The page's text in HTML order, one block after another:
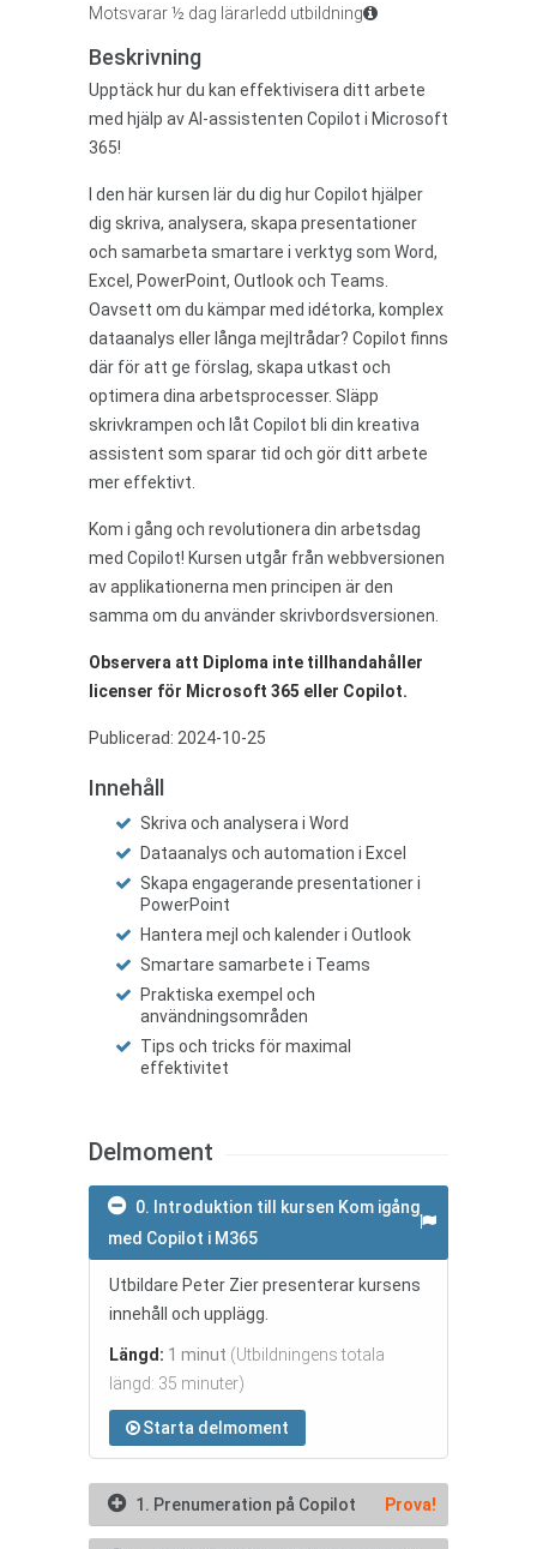
Motsvarar ½ dag lärarledd utbildning
Beskrivning
Upptäck hur du kan effektivisera ditt arbete
med hjälp av AI-assistenten Copilot i Microsoft
365!
I den här kursen lär du dig hur Copilot hjälper
dig skriva, analysera, skapa presentationer
och samarbeta smartare i verktyg som Word,
Excel, PowerPoint, Outlook och Teams.
Oavsett om du kämpar med idétorka, komplex
dataanalys eller långa mejltrådar? Copilot finns
där för att ge förslag, skapa utkast och
optimera dina arbetsprocesser. Släpp
skrivkrampen och låt Copilot bli din kreativa
assistent som sparar tid och gör ditt arbete
mer effektivt.
Kom i gång och revolutionera din arbetsdag
med Copilot! Kursen utgår från webbversionen
av applikationerna men principen är den
samma om du använder skrivbordsversionen.
Observera att Diploma inte tillhandahåller
licenser för Microsoft 365 eller Copilot.
Publicerad: 2024-10-25
Innehåll
Skriva och analysera i Word
Dataanalys och automation i Excel
Skapa engagerande presentationer i
PowerPoint
Hantera mejl och kalender i Outlook
Smartare samarbete i Teams
Praktiska exempel och
användningsområden
Tips och tricks för maximal
effektivitet
Delmoment
0. Introduktion till kursen Kom igång
med Copilot i M365
Utbildare Peter Zier presenterar kursens
innehåll och upplägg.
Längd: 1 minut (Utbildningens totala
längd: 35 minuter)
Starta delmoment
1. Prenumeration på Copilot Prova!